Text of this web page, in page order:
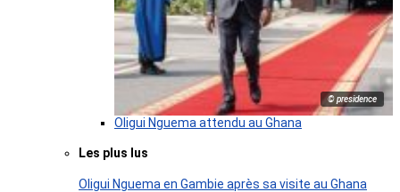
© presidence
Oligui Nguema attendu au Ghana
Les plus lus
Oligui Nguema en Gambie après sa visite au Ghana